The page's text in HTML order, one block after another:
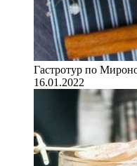
Гастротур по
16.01.2022